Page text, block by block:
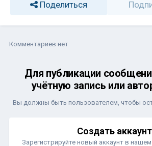
Поделиться
Комментариев нет
Для публикации
учётную запись или
Вы должны быть пользователем, чтобы
Создать аккаунт
Зарегистрируйте новый аккаунт в